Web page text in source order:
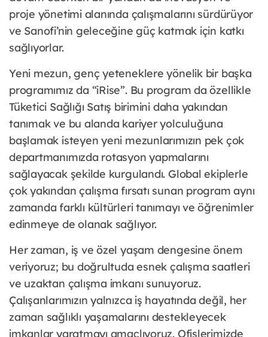
proje yönetimi alanında çalışmalarını sürdürüyor
ve Sanofi’nin geleceğine güç katmak için katkı
sağlıyorlar.
Yeni mezun, genç yeteneklere yönelik bir başka
programımız da “iRise”. Bu program da özellikle
Tüketici Sağlığı Satış birimini daha yakından
tanımak ve bu alanda kariyer yolculuğuna
başlamak isteyen yeni mezunlarımızın pek çok
departmanımızda rotasyon yapmalarını
sağlayacak şekilde kurgulandı. Global ekiplerle
çok yakından çalışma fırsatı sunan program aynı
zamanda farklı kültürleri tanımayı ve öğrenimler
edinmeye de olanak sağlıyor.
Her zaman, iş ve özel yaşam dengesine önem
veriyoruz; bu doğrultuda esnek çalışma saatleri
ve uzaktan çalışma imkanı sunuyoruz.
Çalışanlarımızın yalnızca iş hayatında değil, her
zaman sağlıklı yaşamalarını destekleyecek
imkanlar yaratmayı amaçlıyoruz. Ofislerimizde